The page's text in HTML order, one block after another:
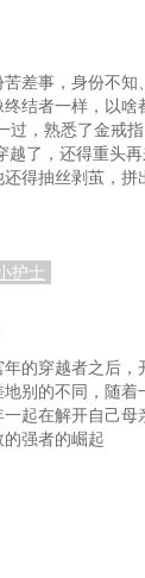
差事，身份不知
结者一样，以啥
过，熟悉了金戒
越了，还得重头
得抽丝剥茧，拼
护士
的穿越者之后，
别的不同，随着
起在解开自己母
强者的崛起